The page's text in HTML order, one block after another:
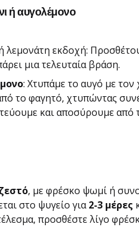
ή αυγολέμονο
λεμονάτη εκδοχή:
μια τελευταία βράση.
: Χτυπάμε το αυγό με
το φαγητό, χτυπώντας
και αποσύρουμε από
ζεστό, με φρέσκο ψωμί ή
στο ψυγείο για2-3 μέρες
προσθέστε λίγο